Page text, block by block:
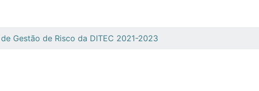
Gestão de Risco da DITEC 2021-2023